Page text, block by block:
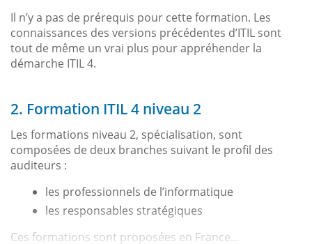
Il n’y a pas de prérequis pour cette formation. Les
connaissances des versions précédentes d’ITIL sont
tout de même un vrai plus pour appréhender la
démarche ITIL 4.
2. Formation ITIL 4 niveau 2
Les formations niveau 2, spécialisation, sont
composées de deux branches suivant le profil des
auditeurs :
les professionnels de l’informatique
les responsables stratégiques
Ces formations sont proposées en France...